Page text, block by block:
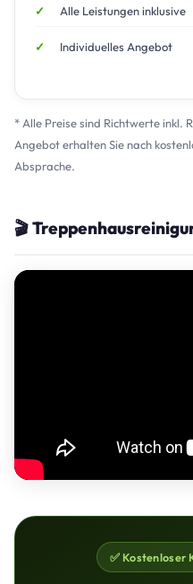
Alle Leistungen inklusive
Individuelles Angebot
* Alle Preise sind Richtwerte inkl.
Angebot erhalten Sie nach
Absprache.
🎬
✅ Kostenloser